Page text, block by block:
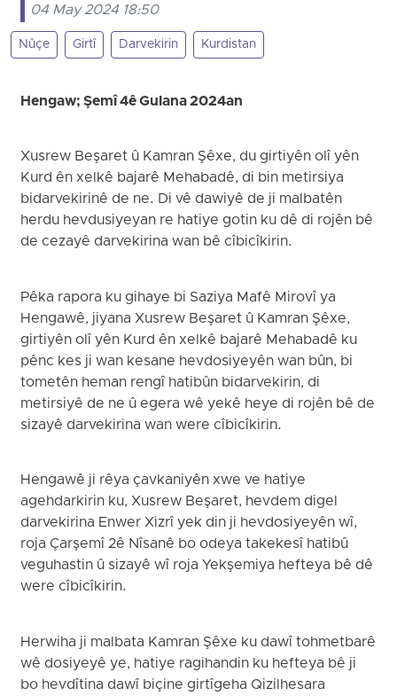
04 May 2024 18:50
Nûçe Girtî Darvekirin Kurdistan
Hengaw; Şemî 4ê Gulana 2024an
Xusrew Beşaret û Kamran Şêxe, du girtiyên olî yên
Kurd ên xelkê bajarê Mehabadê, di bin metirsiya
bidarvekirinê de ne. Di vê dawiyê de ji malbatên
herdu hevdusiyeyan re hatiye gotin ku dê di rojên bê
de cezayê darvekirina wan bê cîbicîkirin.
Pêka rapora ku gihaye bi Saziya Mafê Mirovî ya
Hengawê, jiyana Xusrew Beşaret û Kamran Şêxe,
girtiyên olî yên Kurd ên xelkê bajarê Mehabadê ku
pênc kes ji wan kesane hevdosiyeyên wan bûn, bi
tometên heman rengî hatibûn bidarvekirin, di
metirsiyê de ne û egera wê yekê heye di rojên bê de
sizayê darvekirina wan were cîbicîkirin.
Hengawê ji rêya çavkaniyên xwe ve hatiye
agehdarkirin ku, Xusrew Beşaret, hevdem digel
darvekirina Enwer Xizrî yek din ji hevdosiyeyên wî,
roja Çarşemî 2ê Nîsanê bo odeya takekesî hatibû
veguhastin û sizayê wî roja Yekşemiya hefteya bê dê
were cîbicîkirin.
Herwiha ji malbata Kamran Şêxe ku dawî tohmetbarê
wê dosiyeyê ye, hatiye ragihandin ku hefteya bê ji
bo hevdîtina dawî biçine girtîgeha Qizilhesara